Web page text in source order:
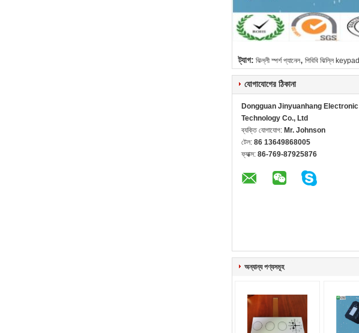
ট্যাগ: ঝিল্লী স্পর্শ প্যানেল, পিবিবি ঝিল্লি keypad
যোগাযোগের ঠিকানা
Dongguan Jinyuanhang Electronic
Technology Co., Ltd
ব্যক্তি যোগাযোগ: Mr. Johnson
টেল: 86 13649868005
ফ্যাক্স: 86-769-87925876
অন্যান্য পণ্যসমূহ